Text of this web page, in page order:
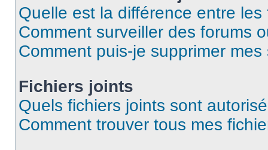
Quelle est la différence entre
Comment surveiller des forums
Comment puis-je supprimer
Fichiers joints
Quels fichiers joints sont
Comment trouver tous mes